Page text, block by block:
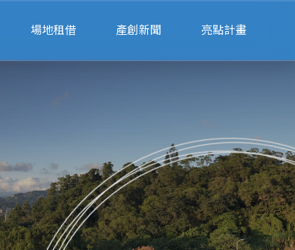
場地租借
場地預約系統
聯絡我們
產創新聞 亮點計畫